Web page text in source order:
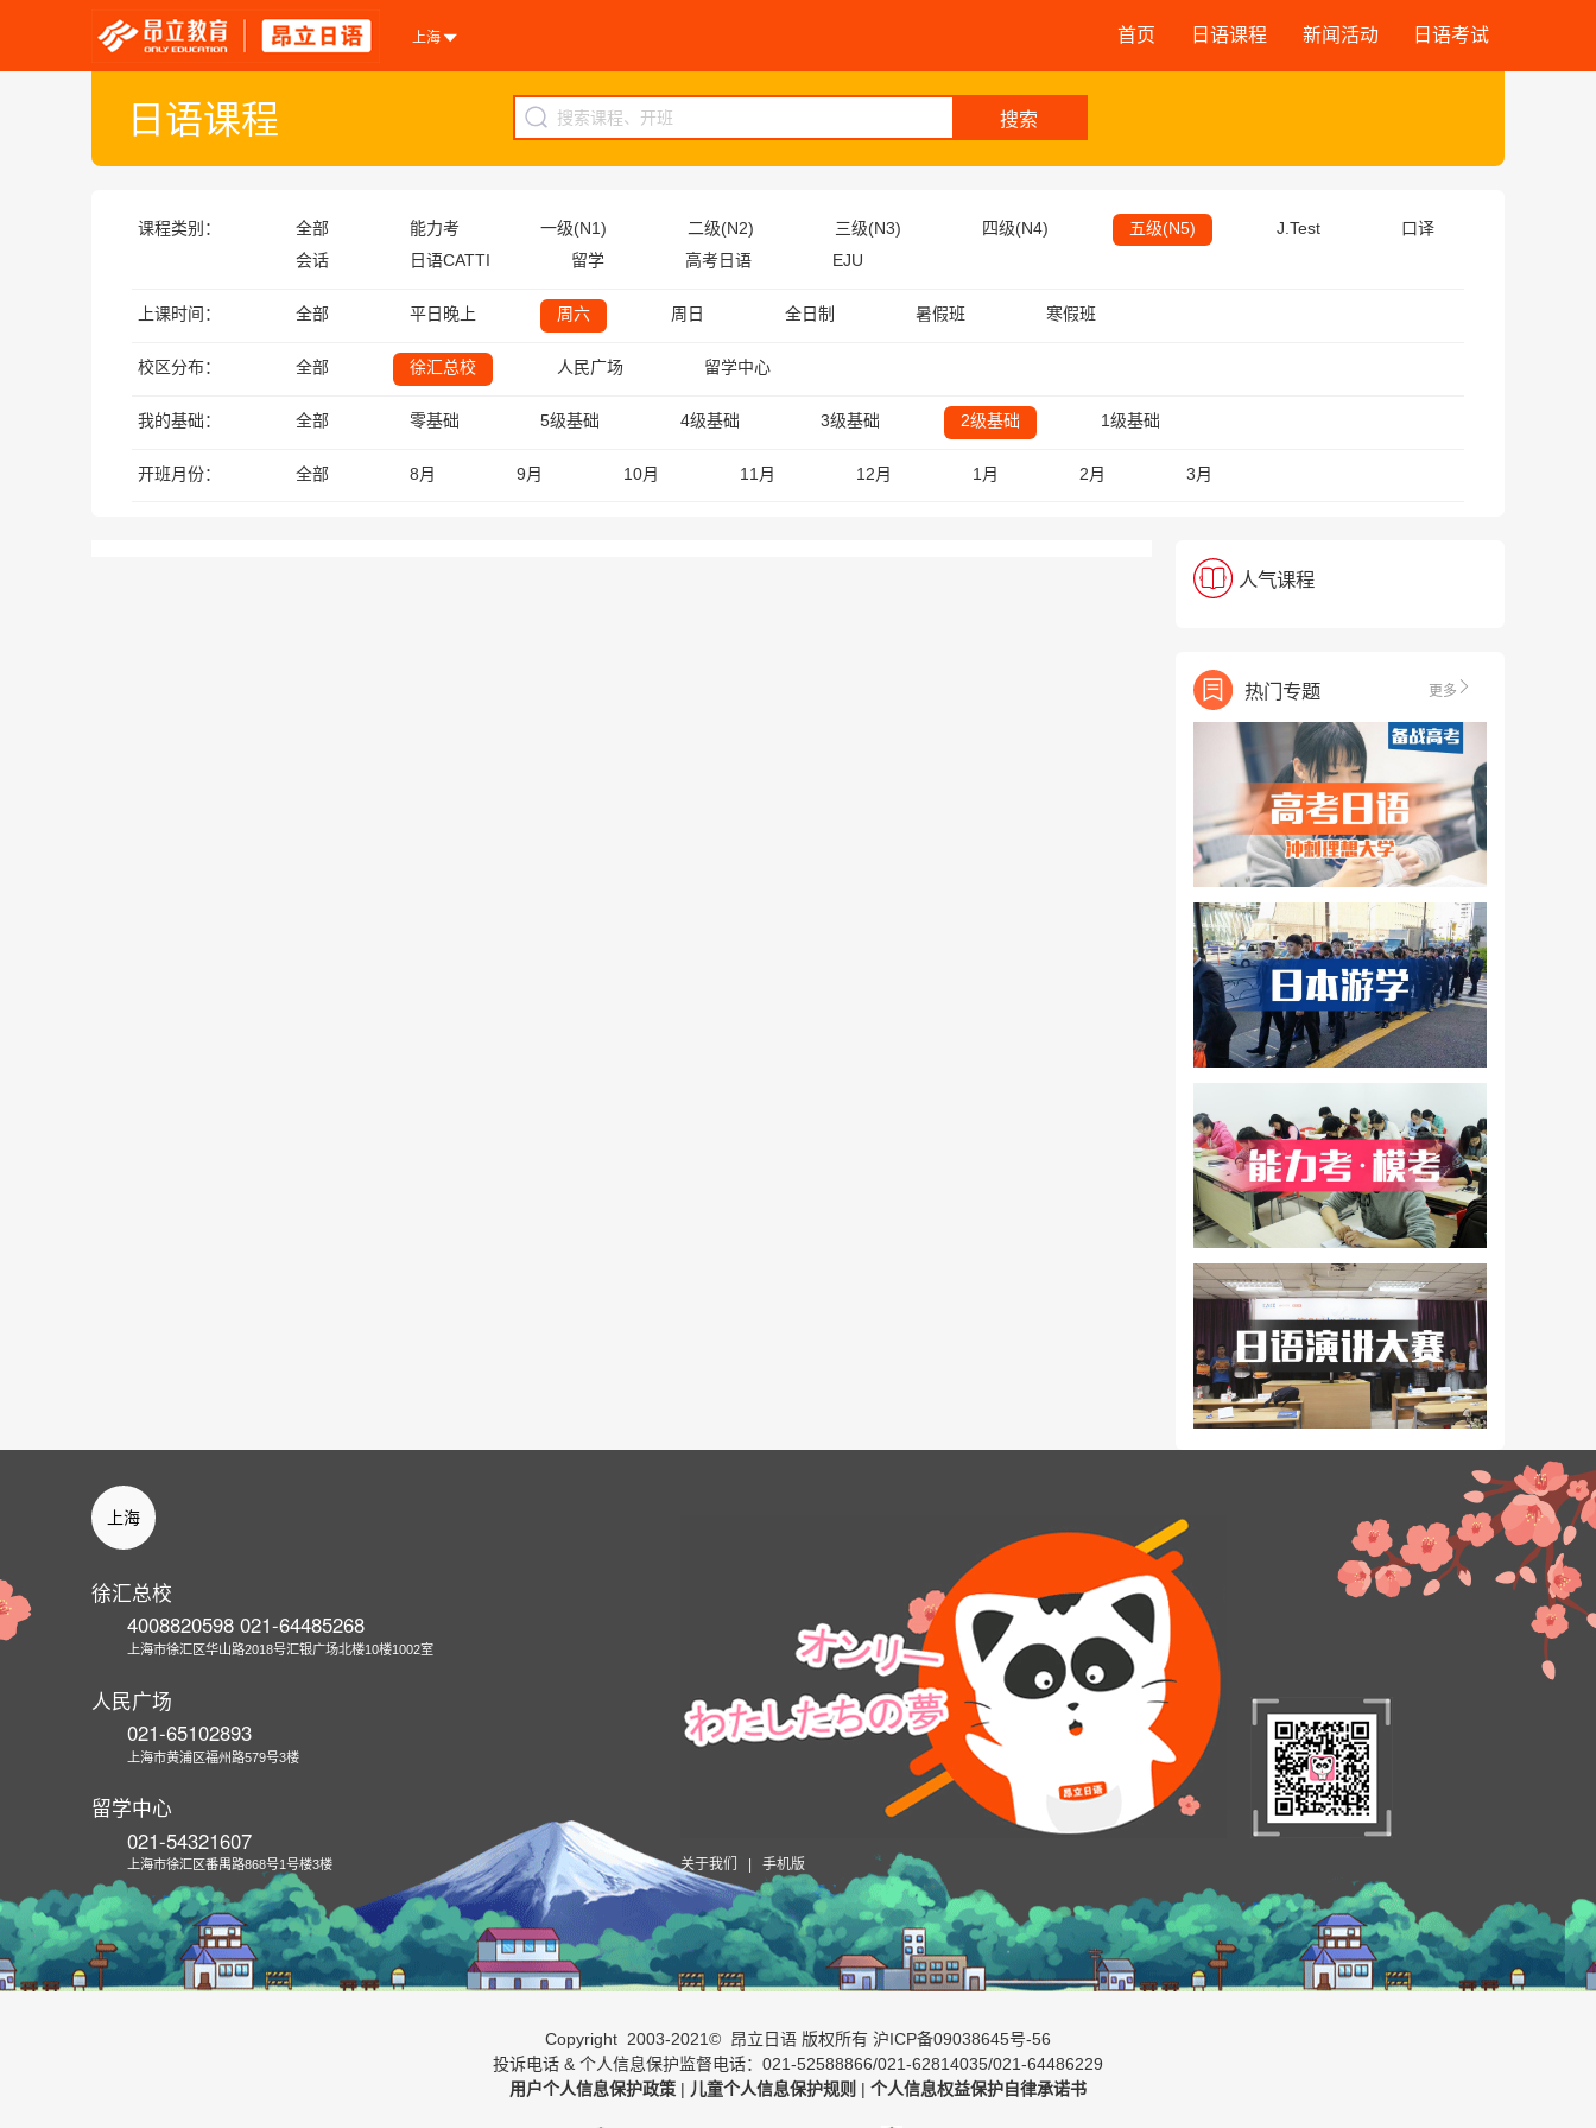
上海 首页 日语课程 新闻活动 日语考试
日语课程 搜索
课程类别： 全部 能力考 一级(N1) 二级(N2) 三级(N3) 四级(N4) 五级(N5) J.Test
口译
会话
日语CATTI 留学 高考日语 EJU
上课时间： 全部 平日晚上 周六 周日 全日制 暑假班 寒假班
校区分布： 全部 徐汇总校 人民广场 留学中心
我的基础： 全部 零基础 5级基础 4级基础 3级基础 2级基础 1级基础
开班月份： 全部 8月 9月 10月 11月 12月 1月 2月 3月
人气课程
热门专题 更多
上海
徐汇总校
4008820598 021-64485268
上海市徐汇区华山路2018号汇银广场北楼10楼1002室
人民广场
021-65102893
上海市黄浦区福州路579号3楼
留学中心
021-54321607
上海市徐汇区番禺路868号1号楼3楼 关于我们 手机版
Copyright 2003-2021© 昂立日语 版权所有 沪ICP备09038645号-56
投诉电话 & 个人信息保护监督电话：021-52588866/021-62814035/021-64486229
用户个人信息保护政策 | 儿童个人信息保护规则 | 个人信息权益保护自律承诺书